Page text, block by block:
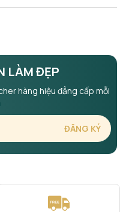
LÀM ĐẸP
hàng hiệu đẳng cấp mỗi